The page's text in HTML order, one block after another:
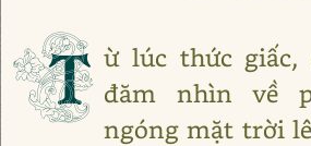
T ừ lúc thức giấc,
đăm nhìn về
ngóng mặt trời